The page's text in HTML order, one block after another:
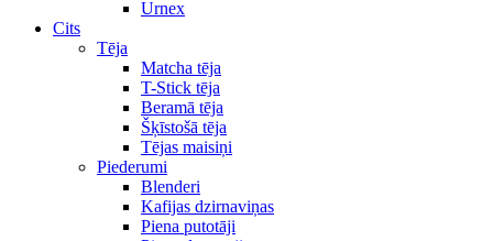
Urnex
Cits
Tēja
Matcha tēja
T-Stick tēja
Beramā tēja
Šķīstošā tēja
Tējas maisiņi
Piederumi
Blenderi
Kafijas dzirnaviņas
Piena putotāji